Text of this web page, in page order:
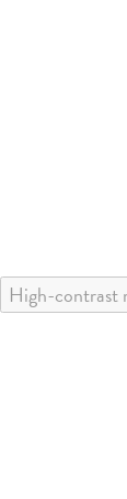
High-contrast